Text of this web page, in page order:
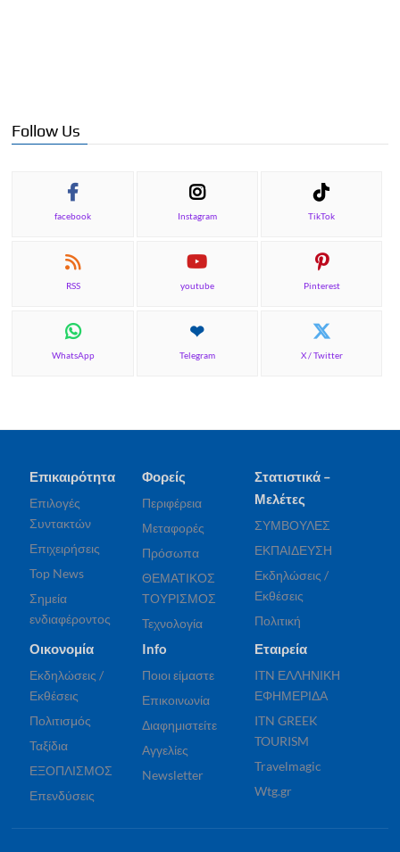
Follow Us
facebook Instagram TikTok
RSS youtube Pinterest
WhatsApp Telegram X / Twitter
Επικαιρότητα
Επιλογές
Συντακτών
Επιχειρήσεις
Top News
Σημεία
ενδιαφέροντος
Φορείς
Περιφέρεια
Μεταφορές
Πρόσωπα
ΘΕΜΑΤΙΚΟΣ
ΤΟΥΡΙΣΜΟΣ
Τεχνολογία
Στατιστικά –
Μελέτες
ΣΥΜΒΟΥΛΕΣ
ΕΚΠΑΙΔΕΥΣΗ
Εκδηλώσεις /
Εκθέσεις
Πολιτική
Οικονομία
Εκδηλώσεις /
Εκθέσεις
Πολιτισμός
Ταξίδια
ΕΞΟΠΛΙΣΜΟΣ
Επενδύσεις
Info
Ποιοι είμαστε
Επικοινωνία
Διαφημιστείτε
Αγγελίες
Newsletter
Εταιρεία
ITN ΕΛΛΗΝΙΚΗ
ΕΦΗΜΕΡΙΔΑ
ITN GREEK
TOURISM
Travelmagic
Wtg.gr